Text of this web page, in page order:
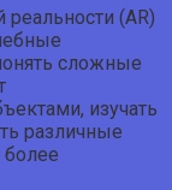
(AR)
сложные
изучать
различные
более